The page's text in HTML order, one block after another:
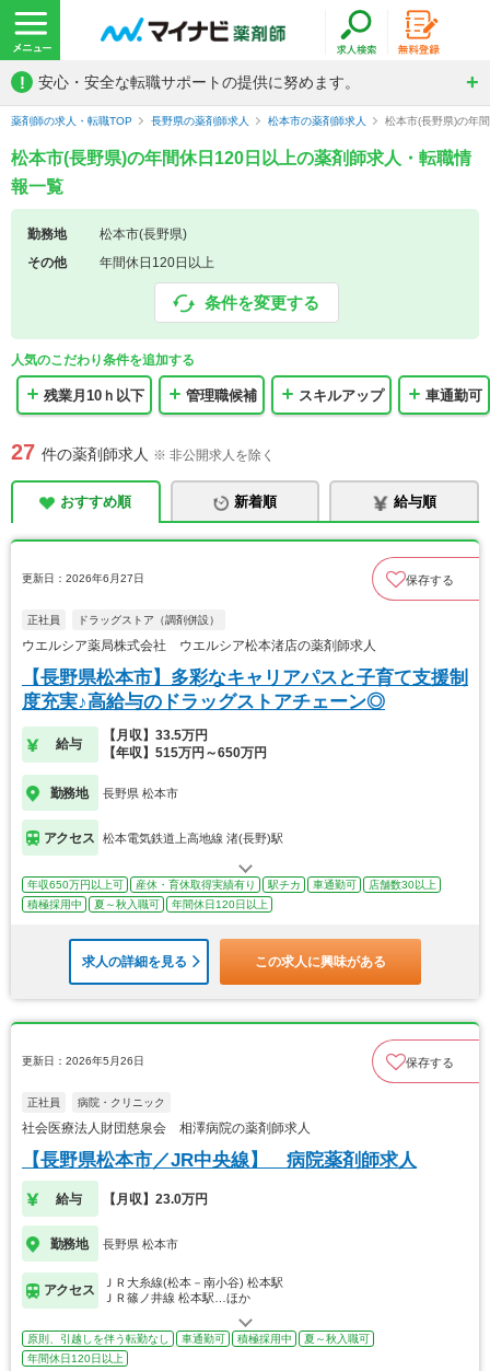
! 安心・安全な転職サポートの提供に努めます。
薬剤師の求人・転職TOP 長野県の薬剤師求人 松本市の薬剤師求人 松本市(長野県)の年
松本市(長野県)の年間休日120日以上の薬剤師求人・転職情
報一覧
勤務地
松本市(長野県)
その他
年間休日120日以上
条件を変更する
人気のこだわり条件を追加する
残業月10ｈ以下 管理職候補 スキルアップ 車通勤可
27 件の薬剤師求人 ※ 非公開求人を除く
おすすめ順 新着順 給与順
更新日：2026年6月27日 保存する
正社員 ドラッグストア（調剤併設）
ウエルシア薬局株式会社 ウエルシア松本渚店の薬剤師求人
【長野県松本市】多彩なキャリアパスと子育て支援制
度充実♪高給与のドラッグストアチェーン◎
給与
【月収】33.5万円
【年収】515万円～650万円
勤務地 長野県 松本市
アクセス 松本電気鉄道上高地線 渚(長野)駅
年収650万円以上可 産休・育休取得実績有り 駅チカ 車通勤可
店舗数30以上
積極採用中
夏～秋入職可 年間休日120日以上
求人の詳細を見る この求人に興味がある
更新日：2026年5月26日 保存する
正社員 病院・クリニック
社会医療法人財団慈泉会 相澤病院の薬剤師求人
【長野県松本市／JR中央線】 病院薬剤師求人
給与 【月収】23.0万円
勤務地 長野県 松本市
アクセス
ＪＲ大糸線(松本－南小谷) 松本駅
ＪＲ篠ノ井線 松本駅…ほか
原則、引越しを伴う転勤なし 車通勤可 積極採用中
夏～秋入職可
年間休日120日以上